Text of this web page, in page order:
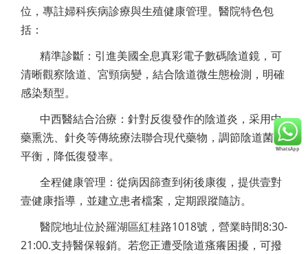
位，專註婦科疾病診療與生殖健康管理。醫院特色包
括：
精準診斷：引進美國全息真彩電子數碼陰道鏡，可
清晰觀察陰道、宮頸病變，結合陰道微生態檢測，明確
感染類型。
中西醫結合治療：針對反復發作的陰道炎，采用中
藥熏洗、針灸等傳統療法聯合現代藥物，調節陰道菌群
平衡，降低復發率。
全程健康管理：從病因篩查到術後康復，提供壹對
壹健康指導，並建立患者檔案，定期跟蹤隨訪。
醫院地址位於羅湖區紅桂路1018號，營業時間8:30-
21:00.支持醫保報銷。若您正遭受陰道瘙癢困擾，可撥